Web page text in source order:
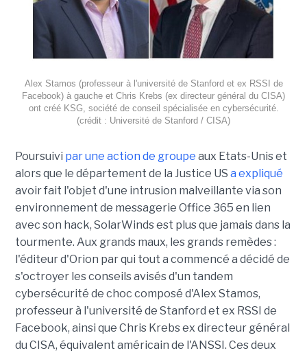
Alex Stamos (professeur à l'université de Stanford et ex RSSI de
Facebook) à gauche et Chris Krebs (ex directeur général du CISA)
ont créé KSG, société de conseil spécialisée en cybersécurité.
(crédit : Université de Stanford / CISA)
Poursuivi par une action de groupe aux Etats-Unis et
alors que le département de la Justice US a expliqué
avoir fait l'objet d'une intrusion malveillante via son
environnement de messagerie Office 365 en lien
avec son hack, SolarWinds est plus que jamais dans la
tourmente. Aux grands maux, les grands remèdes :
l'éditeur d'Orion par qui tout a commencé a décidé de
s'octroyer les conseils avisés d'un tandem
cybersécurité de choc composé d'Alex Stamos,
professeur à l'université de Stanford et ex RSSI de
Facebook, ainsi que Chris Krebs ex directeur général
du CISA, équivalent américain de l'ANSSI. Ces deux